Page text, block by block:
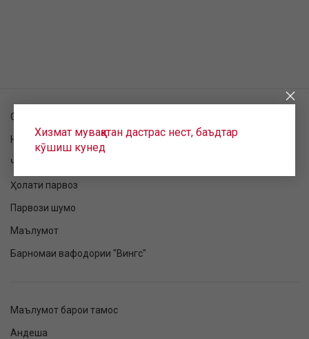
Хизмат муваққатан дастрас нест, баъдтар
кӯшиш кунед
Санҷиши фармоиш
Номнавис шудан ба парвоз
Ҷадвали парвоз
Ҳолати парвоз
Парвози шумо
Маълумот
Барномаи вафодории "Вингс"
Маълумот барои тамос
Андеша